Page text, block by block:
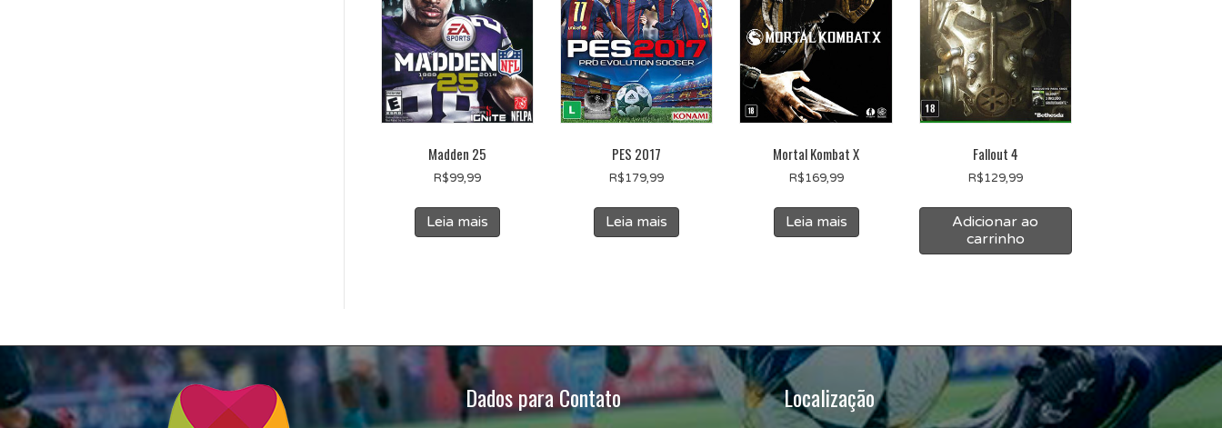
Madden 25
R$99,99
Leia mais
PES 2017
R$179,99
Leia mais
Mortal Kombat X
R$169,99
Leia mais
Fallout 4
R$129,99
Adicionar ao
carrinho
Dados para Contato Localização